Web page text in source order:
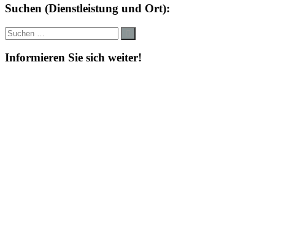
Suchen (Dienstleistung und Ort):
Suche
nach:
Informieren Sie sich weiter!